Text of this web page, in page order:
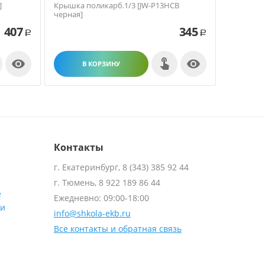
407 Р

Крышка поликарб.1/3 [JW-P13HCB
черная]
345 Р
В КОРЗИНУ 
Контакты
г. Екатеринбург, 8 (343) 385 92 44
г. Тюмень, 8 922 189 86 44
Ежедневно: 09:00-18:00
info@shkola-ekb.ru
Все контакты и обратная связь